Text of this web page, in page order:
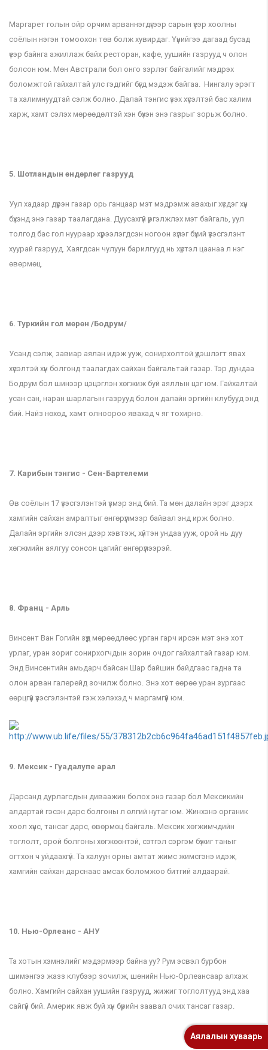
Маргарет голын ойр орчим арваннэгдүгээр сарын үеэр хоолны
соёлын нэгэн томоохон төв болж хувирдаг. Үүнийгээ дагаад бусад
үеэр байнга ажиллаж байх ресторан, кафе, уушийн газрууд ч олон
болсон юм. Мөн Австрали бол онго зэрлэг байгалийг мэдрэх
боломжтой гайхалтай улс гэдгийг бүгд мэдэж байгаа. Нингалу эрэгт
та халимнуудтай сэлж болно. Далай тэнгис үзэх хүсэлтэй бас халим
харж, хамт сэлэх мөрөөдөлтэй хэн бүхэн энэ газрыг зорьж болно.
5. Шотландын өндөрлөг газрууд
Уул хадаар дүүрэн газар орь ганцаар мэт мэдрэмж авахыг хүсдэг хүн
бүхэнд энэ газар таалагдана. Дуусахгүй үргэлжлэх мэт байгаль, уул
толгод бас гол нуураар хүрээлэгдсэн ногоон зүлэг бүхий үзэсгэлэнт
хуурай газрууд. Хаягдсан чулуун барилгууд нь хүртэл цаанаа л нэг
өвөрмөц.
6. Туркийн гол мөрөн /Бодрум/
Усанд сэлж, завиар аялан идэж ууж, сонирхолтой үдэшлэгт явах
хүсэлтэй хүн болгонд таалагдах сайхан байгальтай газар. Тэр дундаа
Бодрум бол шинээр цэцэглэн хөгжиж буй аяллын цэг юм. Гайхалтай
усан сан, наран шарлагын газрууд болон далайн эргийн клубууд энд
бий. Найз нөхөд, хамт олноороо явахад ч яг тохирно.
7. Карибын тэнгис - Сен-Бартелеми
Өв соёлын 17 үзэсгэлэнтэй үзмэр энд бий. Та мөн далайн эрэг дээрх
хамгийн сайхан амралтыг өнгөрүүлмээр байвал энд ирж болно.
Далайн эргийн элсэн дээр хэвтэж, хүйтэн ундаа ууж, орой нь дуу
хөгжмийн аялгуу сонсон цагийг өнгөрүүлээрэй.
8. Франц - Арль
Винсент Ван Гогийн зүүд мөрөөдлөөс урган гарч ирсэн мэт энэ хот
урлаг, уран зориг сонирхогчдын зорин очдог гайхалтай газар юм.
Энд Винсентийн амьдарч байсан Шар байшин байдгаас гадна та
олон арван галерейд зочилж болно. Энэ хот өөрөө уран зургаас
өөрцгүй үзэсгэлэнтэй гэж хэлэхэд ч маргамгүй юм.
9. Мексик - Гуадалупе арал
Дарсанд дурлагсдын диваажин болох энэ газар бол Мексикийн
алдартай гэсэн дарс болгоны л өлгий нутаг юм. Жинхэнэ органик
хоол хүнс, тансаг дарс, өвөрмөц байгаль. Мексик хөгжимчдийн
тоглолт, орой болгоны хөгжөөнтэй, сэтгэл сэргэм бүжиг таныг
огтхон ч уйдаахгүй. Та халуун орны амтат жимс жимсгэнэ идэж,
хамгийн сайхан дарснаас амсах боломжоо битгий алдаарай.
10. Нью-Орлеанс - АНУ
Та хотын хэмнэлийг мэдэрмээр байна уу? Рум эсвэл бурбон
шимэнгээ жазз клубээр зочилж, шөнийн Нью-Орлеансаар алхаж
болно. Хамгийн сайхан уушийн газрууд, жижиг тоглолтууд энд хаа
сайгүй бий. Америк явж буй хүн бүрийн заавал очих тансаг газар.
Аялалын хуваарь